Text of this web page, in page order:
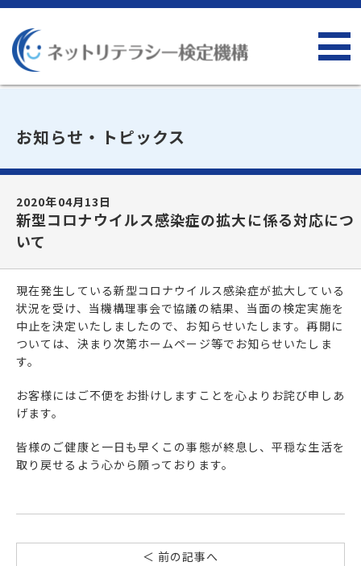
お知らせ・トピックス
2020年04月13日
新型コロナウイルス感染症の拡大に係る対応につ
いて
現在発生している新型コロナウイルス感染症が拡大している
状況を受け、当機構理事会で協議の結果、当面の検定実施を
中止を決定いたしましたので、お知らせいたします。再開に
ついては、決まり次第ホームページ等でお知らせいたしま
す。
お客様にはご不便をお掛けしますことを心よりお詫び申しあ
げます。
皆様のご健康と一日も早くこの事態が終息し、平穏な生活を
取り戻せるよう心から願っております。
＜ 前の記事へ